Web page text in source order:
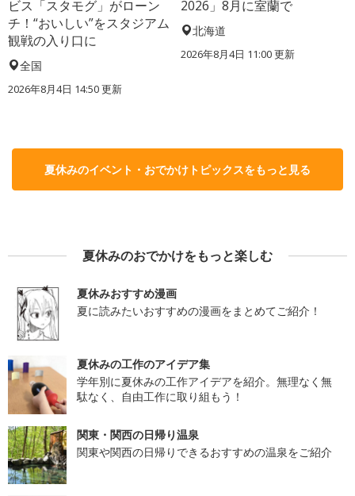
ビス「スタモグ」がローン
チ！“おいしい”をスタジアム
観戦の入り口に
全国
2026年8月4日 14:50更新
2026」8月に室蘭で
北海道
2026年8月4日 11:00更新
夏休みのイベント・おでかけトピックスをもっと見る
夏休みのおでかけをもっと楽しむ
夏休みおすすめ漫画
夏に読みたいおすすめの漫画をまとめてご紹介！
夏休みの工作のアイデア集
学年別に夏休みの工作アイデアを紹介。無理なく無
駄なく、自由工作に取り組もう！
関東・関西の日帰り温泉
関東や関西の日帰りできるおすすめの温泉をご紹介